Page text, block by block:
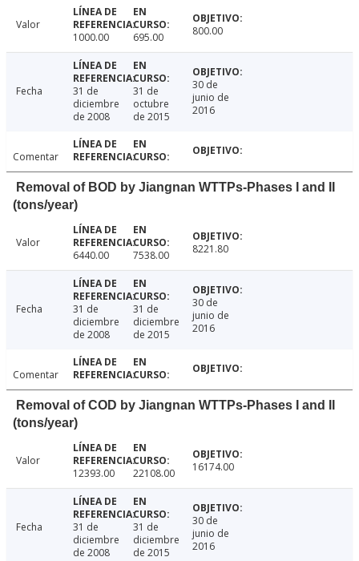
Valor
1000.00
695.00 800.00
Fecha
31 de
diciembre
de 2008
31 de
octubre
de 2015
30 de
junio de
2016
Comentar
Removal of BOD by Jiangnan WTTPs-Phases I and II
(tons/year)
Valor
6440.00
7538.00 8221.80
Fecha
31 de
diciembre
de 2008
31 de
diciembre
de 2015
30 de
junio de
2016
Comentar
Removal of COD by Jiangnan WTTPs-Phases I and II
(tons/year)
Valor
12393.00
22108.00 16174.00
Fecha
31 de
diciembre
de 2008
31 de
diciembre
de 2015
30 de
junio de
2016